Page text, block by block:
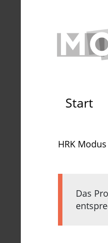
Zur
Start
HRK Modus
Das